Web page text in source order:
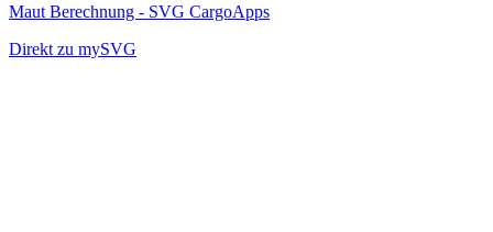
Maut Berechnung - SVG CargoApps
Direkt zu mySVG